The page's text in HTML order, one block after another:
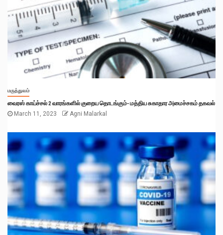
மருத்துவம்
வைரஸ் காய்ச்சல் 2 வாரங்களில் குறைய தொடங்கும்- மத்திய சுகாதார அமைச்சகம் தகவல்
March 11, 2023
Agni Malarkal